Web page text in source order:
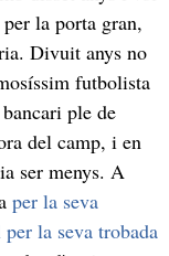
la porta gran,
Divuit anys no
futbolista
ple de
del camp, i en
ser menys. A
per la seva
la seva trobada